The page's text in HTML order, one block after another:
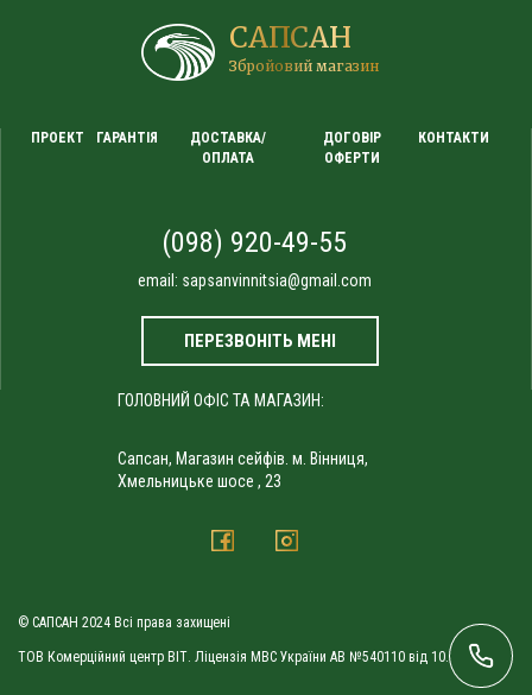
САПСАН
Збройовий магазин
ПРОЕКТ ГАРАНТІЯ
ДОСТАВКА/
ОПЛАТА
ДОГОВІР
ОФЕРТИ
КОНТАКТИ
(098) 920-49-55
email: sapsanvinnitsia@gmail.com
ПЕРЕЗВОНІТЬ МЕНІ
ГОЛОВНИЙ ОФІС ТА МАГАЗИН:
Сапсан, Магазин сейфів. м. Вінниця,
Хмельницьке шосе , 23
© САПСАН 2024 Всі права захищені
ТОВ Комерційний центр ВІТ. Ліцензія МВС України АВ №540110 від 10.09.2010